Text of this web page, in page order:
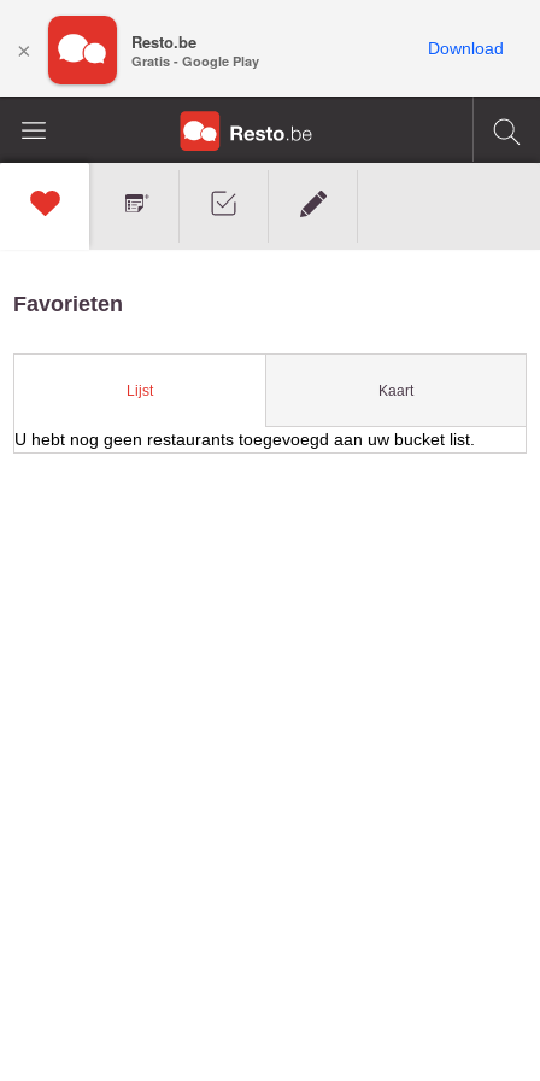
Favorieten
Lijst Kaart
U hebt nog geen restaurants toegevoegd aan uw bucket list.
× Resto.be
Gratis - Google Play
Download